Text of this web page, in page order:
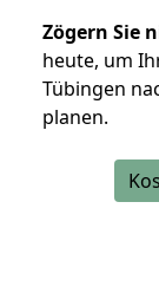
Zögern Sie
heute, um
Tübingen
planen.